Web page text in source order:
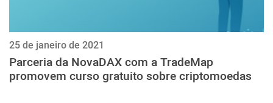
25 de janeiro de 2021
Parceria da NovaDAX com a TradeMap
promovem curso gratuito sobre criptomoedas